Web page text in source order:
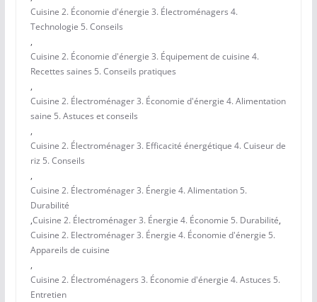
Cuisine 2. Économie d'énergie 3. Électroménagers 4.
Technologie 5. Conseils
,
Cuisine 2. Économie d'énergie 3. Équipement de cuisine 4.
Recettes saines 5. Conseils pratiques
,
Cuisine 2. Électroménager 3. Économie d'énergie 4. Alimentation
saine 5. Astuces et conseils
,
Cuisine 2. Électroménager 3. Efficacité énergétique 4. Cuiseur de
riz 5. Conseils
,
Cuisine 2. Électroménager 3. Énergie 4. Alimentation 5.
Durabilité
,Cuisine 2. Électroménager 3. Énergie 4. Économie 5. Durabilité,
Cuisine 2. Electroménager 3. Énergie 4. Économie d'énergie 5.
Appareils de cuisine
,
Cuisine 2. Électroménagers 3. Économie d'énergie 4. Astuces 5.
Entretien